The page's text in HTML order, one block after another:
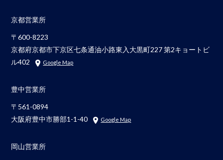
京都営業所
〒600-8223
京都府京都市下京区七条通油小路東入大黒町227 第2キョートビ
ル402
Google Map
豊中営業所
〒561-0894
大阪府豊中市勝部1-1-40
Google Map
岡山営業所